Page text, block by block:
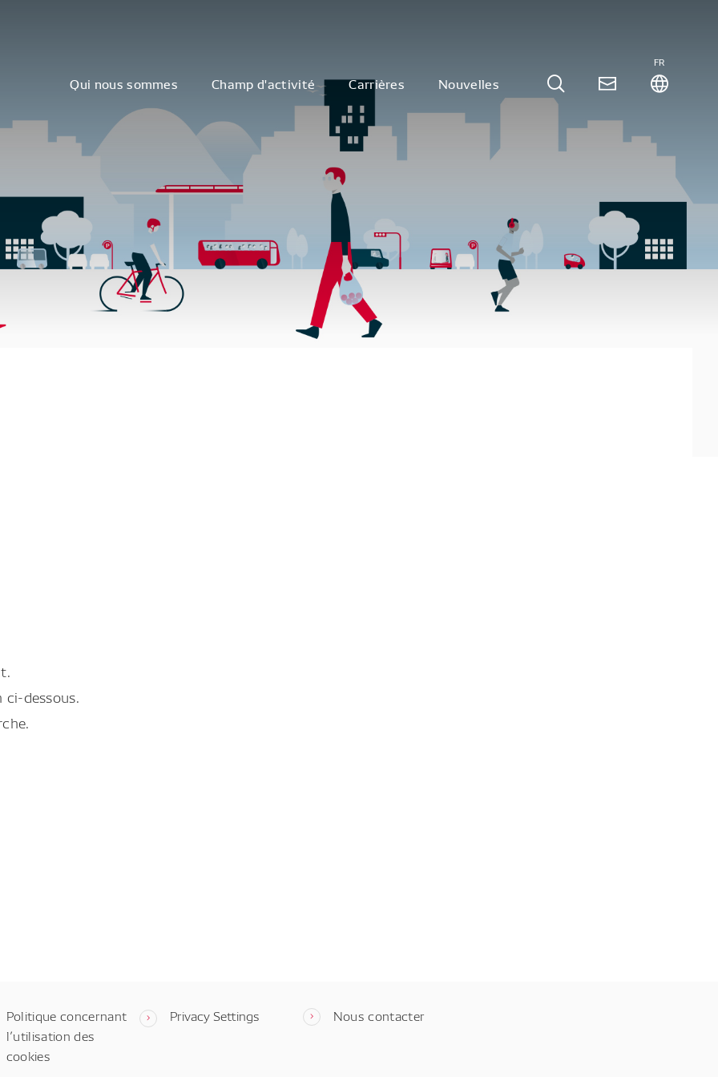
Qui nous sommes Champ d'activité Carrières Nouvelles
FR
dessous.
Politique concernant
l’utilisation des
cookies
Privacy Settings Nous contacter